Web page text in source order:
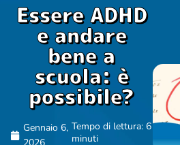
Essere ADHD
e andare
bene a
scuola: è
possibile?
Gennaio 6, Tempo di lettura: 6
minuti